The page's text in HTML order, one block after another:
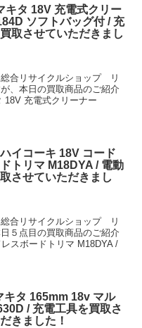
キタ 18V 充電式クリー
ソフトバッグ付 / 充
取させていただきまし
合リサイクルショップ リ
、本日の買取商品のご紹介
18V 充電式クリーナー
イコーキ 18V コード
トリマ M18DYA / 電動
させていただきまし
合リサイクルショップ リ
５点目の買取商品のご紹介
スボードトリマ M18DYA /
キタ 165mm 18v マル
/ 充電工具を買取さ
きました！